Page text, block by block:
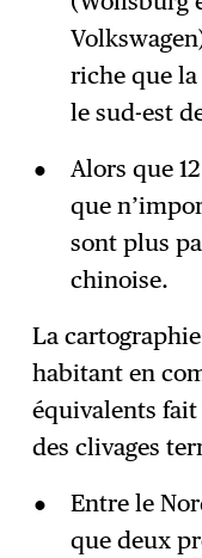
riche que
le sud-est
Alors que
que
sont plus
chinoise.
La
habitant en
équivalents
des clivages
Entre le
que deux